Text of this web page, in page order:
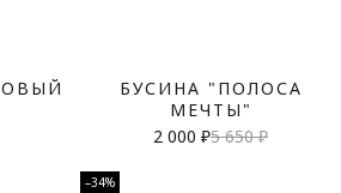
БУСИНА "ПОЛОСА
МЕЧТЫ"
2 000 ₽5 650 ₽
–34%